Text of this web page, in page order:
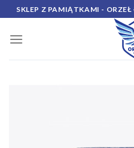
Skip
to
content
SKLEP Z PAMIĄTKAMI -